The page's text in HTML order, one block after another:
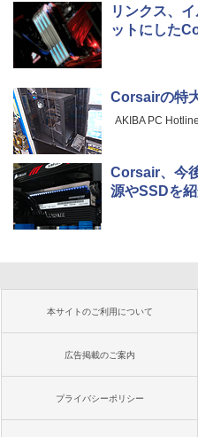
リンクス、
ットにした
Corsairの特
AKIBA PC
Corsair、今
源やSSDを
本サイトのご利用について
広告掲載のご案内
プライバシーポリシー